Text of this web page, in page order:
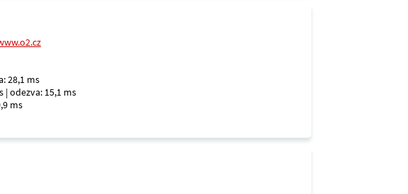
28,1 ms
| odezva: 15,1 ms
ms